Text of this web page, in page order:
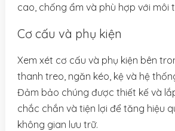
cao, chống ẩm và phù hợp với môi
Cơ cấu và phụ kiện
Xem xét cơ cấu và phụ kiện bên
thanh treo, ngăn kéo, kệ và hệ
Đảm bảo chúng được thiết kế và
chắc chắn và tiện lợi để tăng hiệu
không gian lưu trữ.